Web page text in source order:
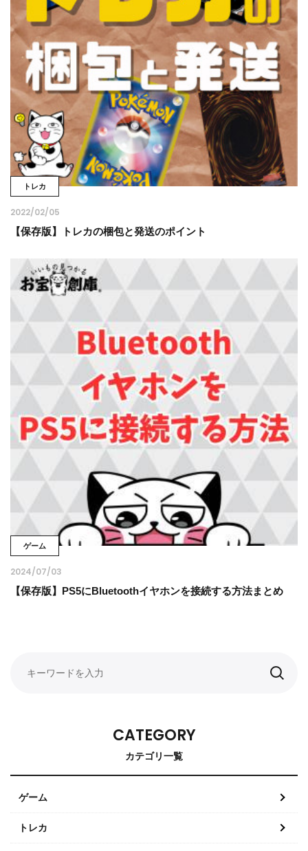
トレカ
2022/02/05
【保存版】トレカの梱包と発送のポイント
ゲーム
2024/07/03
【保存版】PS5にBluetoothイヤホンを接続する方法まとめ
CATEGORY
カテゴリ一覧
ゲーム
トレカ